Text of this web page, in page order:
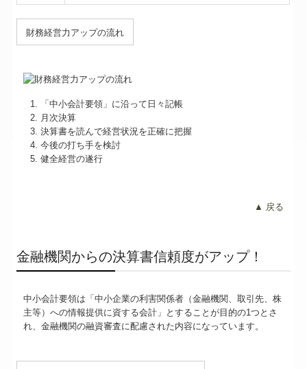
財務経営力アップの流れ
「中小会計要領」に沿って日々記帳
月次決算
決算書を読んで経営状況を正確に把握
今後の打ち手を検討
健全経営の遂行
▲ 戻る
金融機関からの決算書信頼度がアップ！
中小会計要領は「中小企業の利害関係者（金融機関、取引先、株
主等）への情報提供に資する会計」とすることが目的の1つとさ
れ、金融機関の融資審査に配慮された内容になっています。